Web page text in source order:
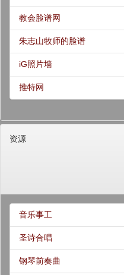
教会脸谱网
朱志山牧师的脸谱
iG照片墙
推特网
资源
音乐事工
圣诗合唱
钢琴前奏曲